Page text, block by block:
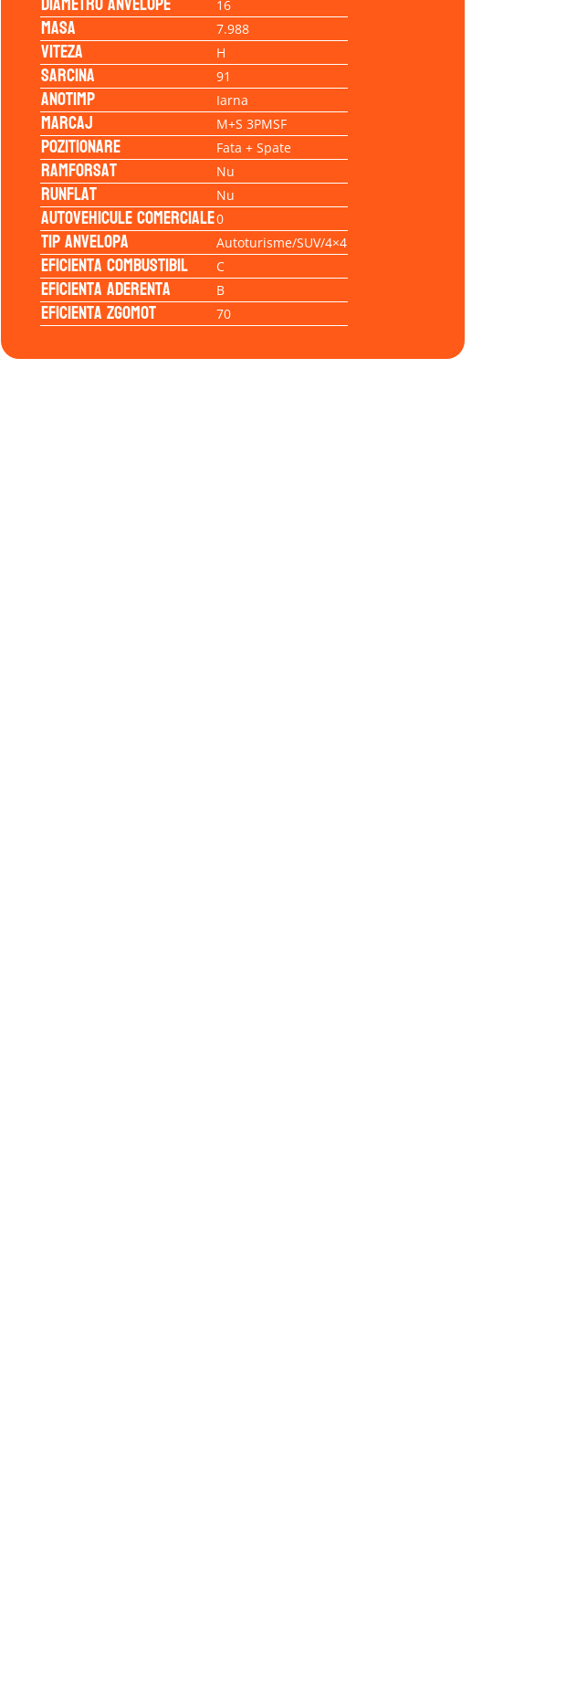
16
Masa 7.988
Viteza H
Sarcina 91
Anotimp Iarna
Marcaj M+S 3PMSF
Pozitionare Fata + Spate
Ramforsat Nu
Runflat Nu
Autovehicule comerciale0
Tip anvelopa Autoturisme/SUV/4×4
Eficienta Combustibil C
Eficienta Aderenta B
Eficienta Zgomot 70